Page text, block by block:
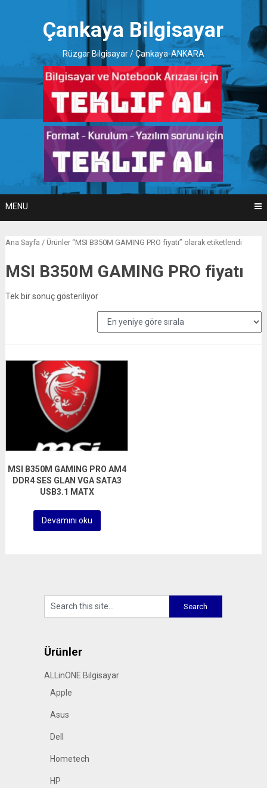
Çankaya Bilgisayar
Rüzgar Bilgisayar / Çankaya-ANKARA
MENU
Ana Sayfa / Ürünler “MSI B350M GAMING PRO fiyatı” olarak etiketlendi
MSI B350M GAMING PRO fiyatı
Tek bir sonuç gösteriliyor
MSI B350M GAMING PRO AM4
DDR4 SES GLAN VGA SATA3
USB3.1 MATX
Devamını oku
Ürünler
ALLinONE Bilgisayar
Apple
Asus
Dell
Hometech
HP